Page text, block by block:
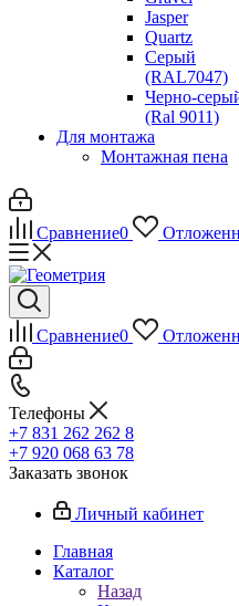
Jasper
Quartz
Серый
(RAL7047)
Черно-
(Ral 9011)
Для монтажа
Монтажная пена
Сравнение0
Сравнение0
Телефоны
+7 831 262 262 8
+7 920 068 63 78
Заказать звонок
Личный кабинет
Главная
Каталог
Назад